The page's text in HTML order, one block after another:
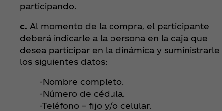
participando.
c. Al momento de la compra, el participante
deberá indicarle a la persona en la caja que
desea participar en la dinámica y suministrarle
los siguientes datos:
-Nombre completo.
-Número de cédula.
-Teléfono – fijo y/o celular.